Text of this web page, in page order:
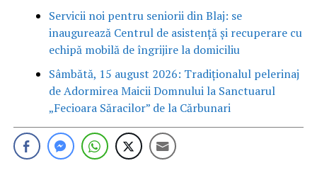
Servicii noi pentru seniorii din Blaj: se
inaugurează Centrul de asistență și recuperare cu
echipă mobilă de îngrijire la domiciliu
Sâmbătă, 15 august 2026: Tradiționalul pelerinaj
de Adormirea Maicii Domnului la Sanctuarul
„Fecioara Săracilor” de la Cărbunari